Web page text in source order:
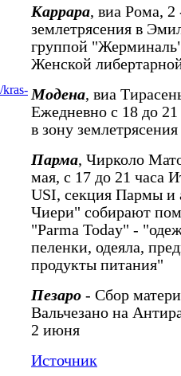
Каррара, виа Рома, 2
землетрясения в
группой
Женской
Модена, виа
Ежедневно с 18 до 21
в зону землетрясения
Парма, Чирколо
мая, с 17 до 21 часа
USI, секция Пармы и
Чиери" собирают
"Parma Today" -
пеленки, одеяла,
продукты питания"
Пезаро - Сбор
Вальчезано на
2 июня
Источник